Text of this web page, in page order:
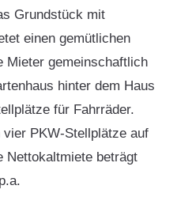
Grundstück mit
einen gemütlichen
Mieter gemeinschaftlich
hinter dem Haus
für Fahrräder.
PKW-Stellplätze auf
Nettokaltmiete beträgt